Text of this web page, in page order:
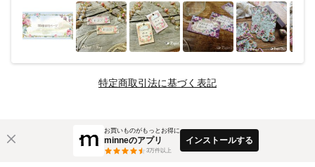
特定商取引法に基づく表記
お買いものがもっとお得に
minneのアプリ
3万件以上
インストールする